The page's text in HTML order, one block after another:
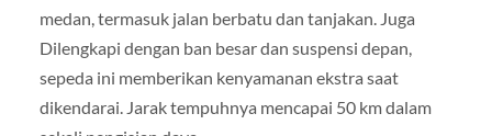
medan, termasuk jalan berbatu dan tanjakan. Juga
Dilengkapi dengan ban besar dan suspensi depan,
sepeda ini memberikan kenyamanan ekstra saat
dikendarai. Jarak tempuhnya mencapai 50 km dalam